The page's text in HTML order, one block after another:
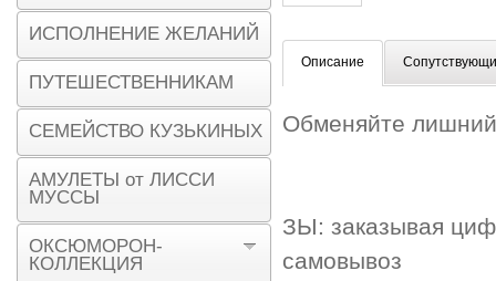
Описание
Обменяйте лишний
ЗЫ: заказывая
самовывоз
ИСПОЛНЕНИЕ ЖЕЛАНИЙ
ПУТЕШЕСТВЕННИКАМ
СЕМЕЙСТВО КУЗЬКИНЫХ
АМУЛЕТЫ от ЛИССИ
МУССЫ
ОКСЮМОРОН-
КОЛЛЕКЦИЯ